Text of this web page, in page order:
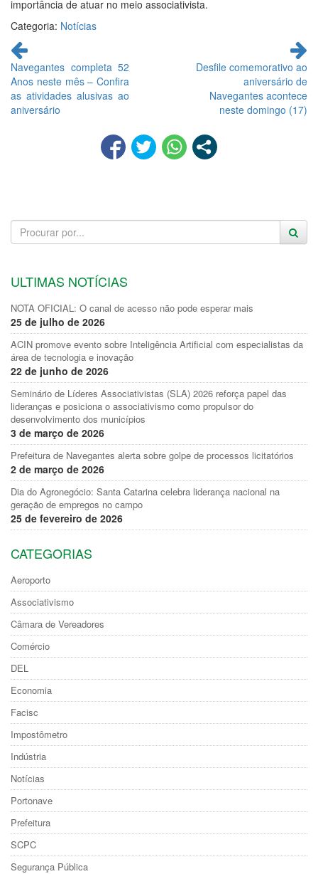
importância de atuar no meio associativista.
Categoria: Notícias
Continue
lendo
Navegantes completa 52
Anos neste mês – Confira
as atividades alusivas ao
aniversário
Desfile comemorativo ao
aniversário de
Navegantes acontece
neste domingo (17)
ULTIMAS NOTÍCIAS
NOTA OFICIAL: O canal de acesso não pode esperar mais
25 de julho de 2026
ACIN promove evento sobre Inteligência Artificial com especialistas da
área de tecnologia e inovação
22 de junho de 2026
Seminário de Líderes Associativistas (SLA) 2026 reforça papel das
lideranças e posiciona o associativismo como propulsor do
desenvolvimento dos municípios
3 de março de 2026
Prefeitura de Navegantes alerta sobre golpe de processos licitatórios
2 de março de 2026
Dia do Agronegócio: Santa Catarina celebra liderança nacional na
geração de empregos no campo
25 de fevereiro de 2026
CATEGORIAS
Aeroporto
Associativismo
Câmara de Vereadores
Comércio
DEL
Economia
Facisc
Impostômetro
Indústria
Notícias
Portonave
Prefeitura
SCPC
Segurança Pública